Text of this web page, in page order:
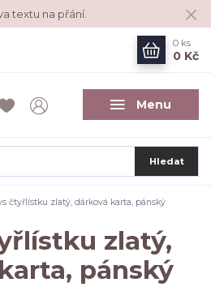
textu na přání.
Menu
Hledat
0 ks
0 Kč
čtyřlístku zlatý, dárková karta, pánský
zlatý,
pánský